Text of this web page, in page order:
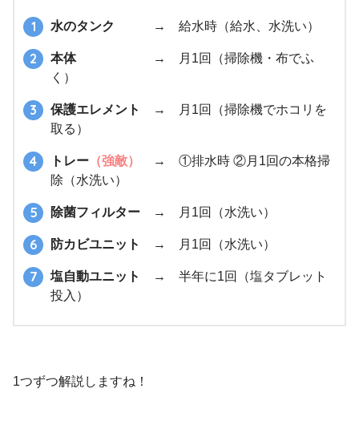
水のタンク → 給水時（給水、水洗い）
本体
→ 月1回（掃除機・布でふ
く）
保護エレメント
→ 月1回（掃除機でホコリを
取る）
トレー （強敵）
→ ①排水時 ②月1回の本格掃
除（水洗い）
除菌フィルター → 月1回（水洗い）
防カビユニット → 月1回（水洗い）
塩自動ユニット
→ 半年に1回（塩タブレット
投入）
1つずつ解説しますね！